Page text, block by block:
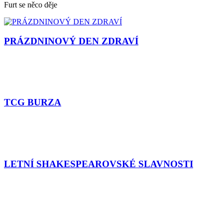
Furt se něco děje
PRÁZDNINOVÝ DEN ZDRAVÍ
TCG BURZA
LETNÍ SHAKESPEAROVSKÉ SLAVNOSTI